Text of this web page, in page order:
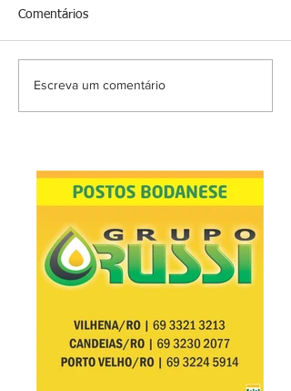
Comentários
Escreva um comentário